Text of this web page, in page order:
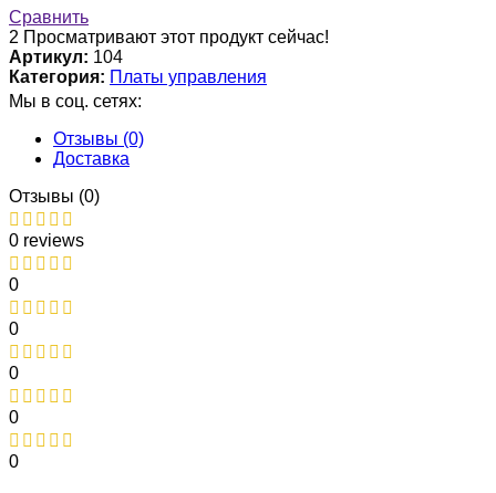
Сравнить
2 Просматривают этот продукт сейчас!
Артикул: 104
Категория: Платы управления
Мы в соц. сетях:
Отзывы (0)
Доставка
Отзывы (0)
0 reviews
0
0
0
0
0